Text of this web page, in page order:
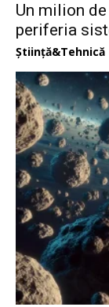
Un milion
periferia
Știință&Tehnică